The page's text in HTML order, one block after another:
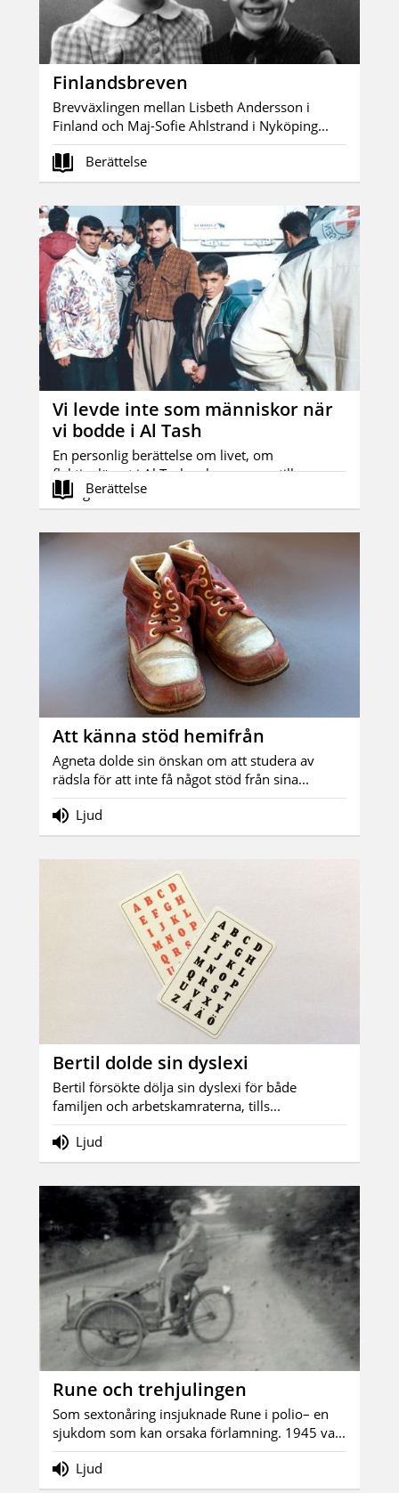
Finlandsbreven
Brevväxlingen mellan Lisbeth Andersson i
Finland och Maj-Sofie Ahlstrand i Nyköping...
Berättelse
Vi levde inte som människor när
vi bodde i Al Tash
En personlig berättelse om livet, om
flyktinglägret i Al Tash och om resan till
Sverige...Berättelse
Att känna stöd hemifrån
Agneta dolde sin önskan om att studera av
rädsla för att inte få något stöd från sina...
Ljud
Bertil dolde sin dyslexi
Bertil försökte dölja sin dyslexi för både
familjen och arbetskamraterna, tills...
Ljud
Rune och trehjulingen
Som sextonåring insjuknade Rune i polio– en
sjukdom som kan orsaka förlamning. 1945 va...
Ljud